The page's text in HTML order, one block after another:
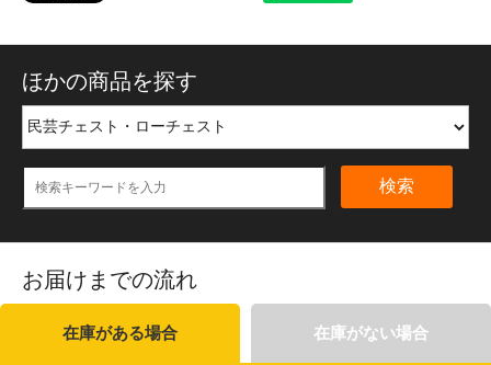
ほかの商品を探す
検索
お届けまでの流れ
在庫がある場合 在庫がない場合